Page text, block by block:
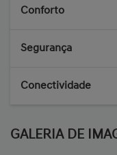
Conforto
Segurança
Conectividade
GALERIA DE